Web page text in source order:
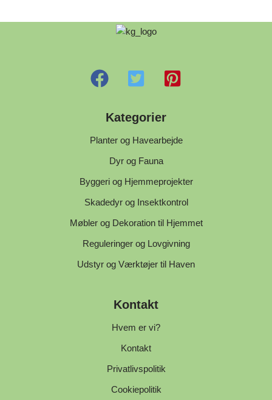
Kategorier
Planter og Havearbejde
Dyr og Fauna
Byggeri og Hjemmeprojekter
Skadedyr og Insektkontrol
Møbler og Dekoration til Hjemmet
Reguleringer og Lovgivning
Udstyr og Værktøjer til Haven
Kontakt
Hvem er vi?
Kontakt
Privatlivspolitik
Cookiepolitik